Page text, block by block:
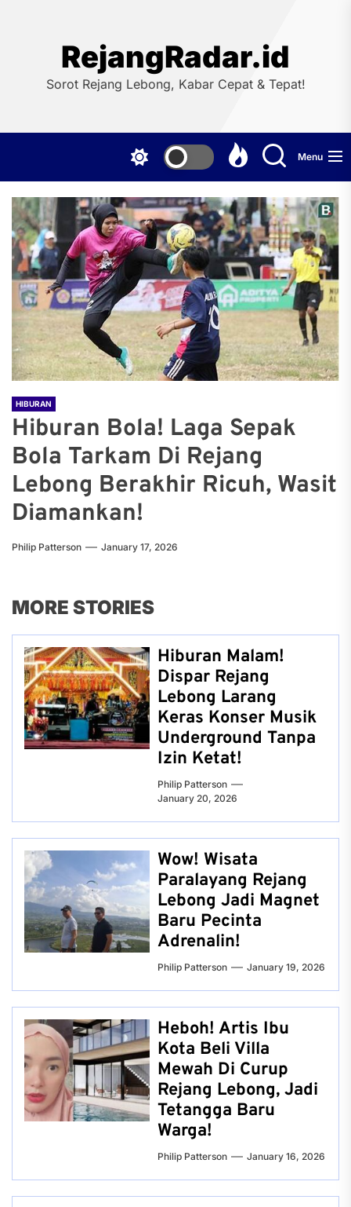
RejangRadar.id
Sorot Rejang Lebong, Kabar Cepat & Tepat!
Menu
HIBURAN
Hiburan Bola! Laga Sepak
Bola Tarkam Di Rejang
Lebong Berakhir Ricuh, Wasit
Diamankan!
Philip Patterson January 17, 2026
MORE STORIES
Hiburan Malam!
Dispar Rejang
Lebong Larang
Keras Konser Musik
Underground Tanpa
Izin Ketat!
Philip Patterson
January 20, 2026
Wow! Wisata
Paralayang Rejang
Lebong Jadi Magnet
Baru Pecinta
Adrenalin!
Philip Patterson January 19, 2026
Heboh! Artis Ibu
Kota Beli Villa
Mewah Di Curup
Rejang Lebong, Jadi
Tetangga Baru
Warga!
Philip Patterson January 16, 2026